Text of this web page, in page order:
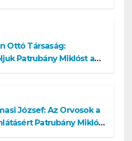
Ottó Társaság:
Patrubány Miklóst a
József: Az Orvosok a
Patrubány Miklóst